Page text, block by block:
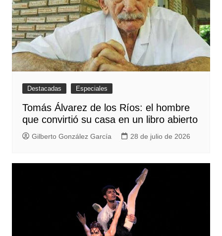
Destacadas Especiales
Tomás Álvarez de los Ríos: el hombre
que convirtió su casa en un libro abierto
Gilberto González García 28 de julio de 2026